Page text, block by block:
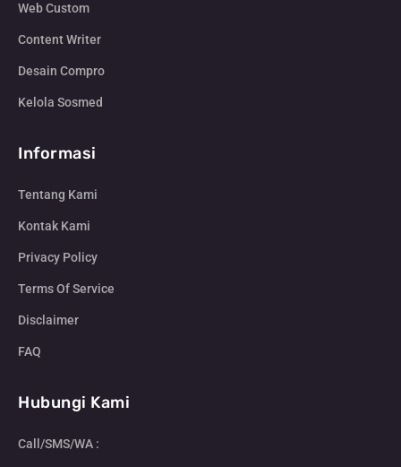
Web Custom
Content Writer
Desain Compro
Kelola Sosmed
Informasi
Tentang Kami
Kontak Kami
Privacy Policy
Terms Of Service
Disclaimer
FAQ
Hubungi Kami
Call/SMS/WA :